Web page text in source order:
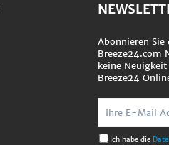
Abonnieren Sie
Breeze24.com
keine
Breeze24
Ich habe die